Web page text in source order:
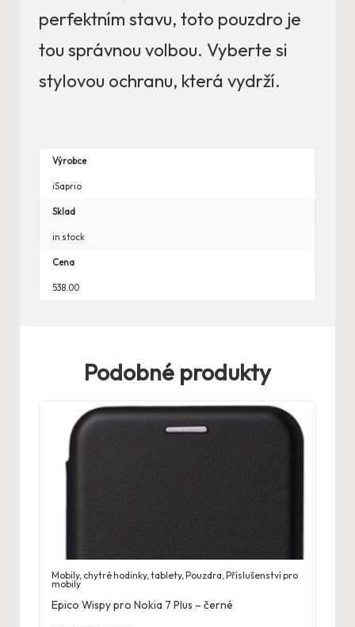
perfektním stavu, toto pouzdro je
tou správnou volbou. Vyberte si
stylovou ochranu, která vydrží.
Výrobce
iSaprio
Sklad
in stock
Cena
538.00
Podobné produkty
Mobily, chytré hodinky, tablety,Pouzdra,Příslušenství pro
mobily
Epico Wispy pro Nokia 7 Plus – černé